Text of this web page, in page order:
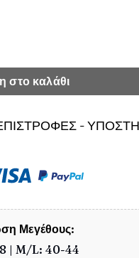
στο καλάθι
-
Μεγέθους:
| M/L: 40-44